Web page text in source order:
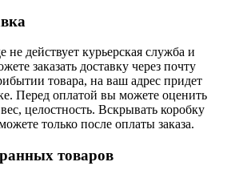
не действует курьерская служба и
заказать доставку через почту
товара, на ваш адрес придет
Перед оплатой вы можете оценить
целостность. Вскрывать коробку
только после оплаты заказа.
товаров